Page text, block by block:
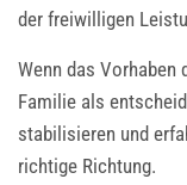
der freiwilligen
Wenn das Vorhaben
Familie als
stabilisieren und
richtige Richtung.